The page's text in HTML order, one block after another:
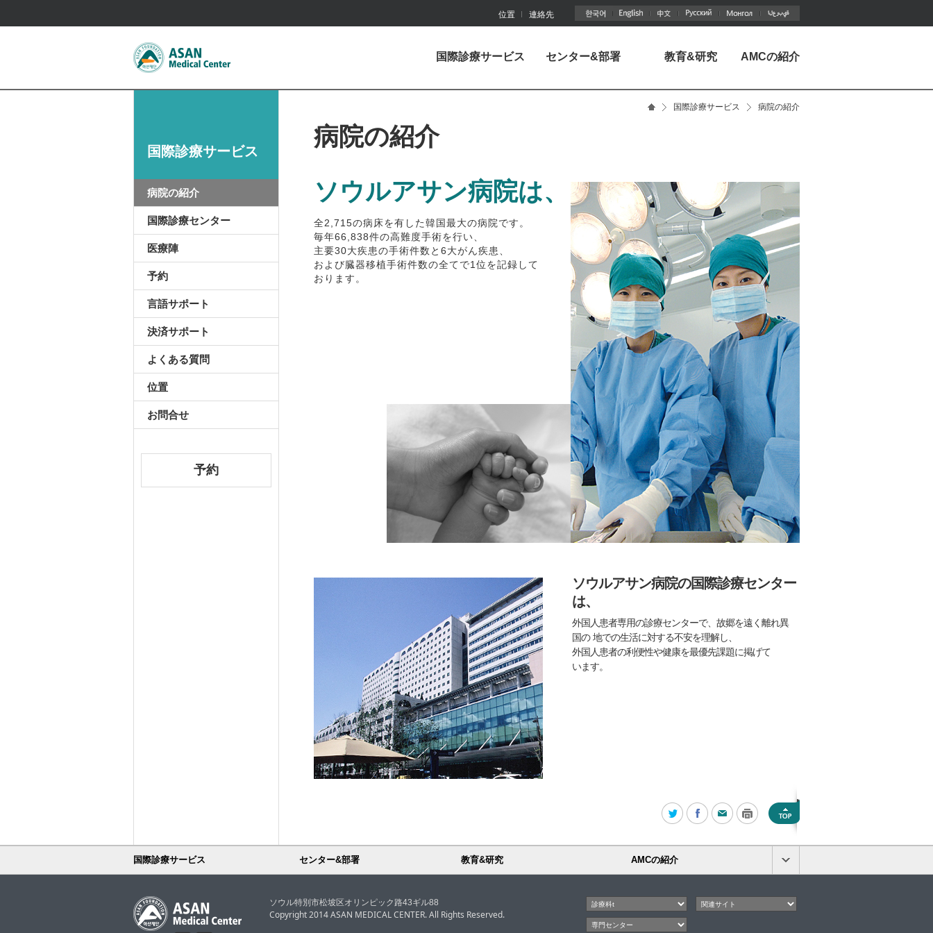
位置 連絡先
国際診療サービス センター&部署 教育&研究 AMCの紹介
国際診療サービス
病院の紹介
国際診療センター
医療陣
予約
言語サポート
決済サポート
よくある質問
位置
お問合せ
予約
国際診療サービス 病院の紹介
病院の紹介
ソウルアサン病院は、
全2,715の病床を有した韓国最大の病院です。
毎年66,838件の高難度手術を行い、
主要30大疾患の手術件数と6大がん疾患、
および臓器移植手術件数の全てで1位を記録して
おります。
ソウルアサン病院の国際診療センター
は、
外国人患者専用の診療センターで、故郷を遠く離れ異
国の 地での生活に対する不安を理解し、
外国人患者の利便性や健康を最優先課題に掲げて
います。
国際診療サービス センター&部署 教育&研究 AMCの紹介
ソウル特別市松坡区オリンピック路43ギル88
Copyright 2014 ASAN MEDICAL CENTER. All Rights Reserved.